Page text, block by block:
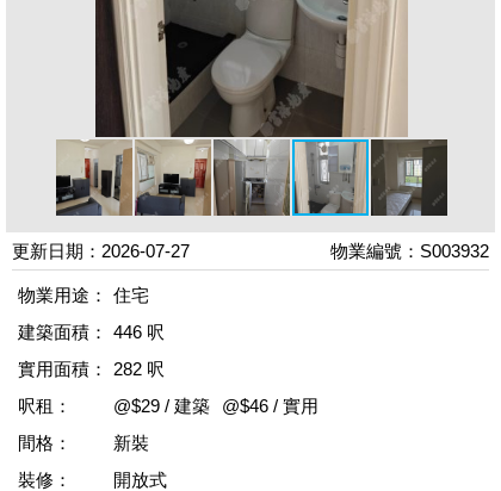
更新日期：2026-07-27 物業編號：S003932
物業用途：
住宅
建築面積：
446 呎
實用面積：
282 呎
呎租：
@$29 / 建築
@$46 / 實用
間格：
新裝
裝修：
開放式